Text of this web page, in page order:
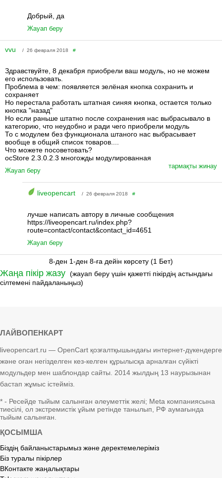
Добрый, да
Жауап беру
vvu / 26 февраля 2018 #
Здравствуйте, 8 декабря приобрели ваш модуль, но не можем
его использовать.
Проблема в чем: появляется зелёная кнопка сохранить и
сохраняет
Но перестала работать штатная синяя кнопка, остается только
кнопка "назад"
Но если раньше штатно после сохранения нас выбрасывало в
категорию, что неудобно и ради чего приобрели модуль
То с модулем без функционала штаного нас выбрасывает
вообще в общий список товаров....
Что можете посоветовать?
ocStore 2.3.0.2.3 многожды модулированная
Жауап беру
тармақты жинау
liveopencart / 26 февраля 2018 #
лучше написать автору в личные сообщения
https://liveopencart.ru/index.php?
route=contact/contact&contact_id=4651
Жауап беру
8-ден 1-ден 8-ға дейін көрсету (1 Бет)
Жаңа пікір жазу (жауап беру үшін қажетті пікірдің астындағы
сілтемені пайдаланыңыз)
ЛАЙВОПЕНКАРТ
liveopencart.ru — OpenCart қозғалтқышындағы интернет-дүкендерге
және оған негізделген кез-келген құрылысқа арналған сүйікті
модульдер мен шаблондар сайты. 2014 жылдың 13 наурызынан
бастап жұмыс істейміз.
* - Ресейде тыйым салынған әлеуметтік желі; Meta компаниясына
тиесілі, ол экстремистік ұйым ретінде танылып, РФ аумағында
тыйым салынған.
ҚОСЫМША
Біздің байланыстарымыз және деректемелеріміз
Біз туралы пікірлер
ВКонтакте жаңалықтары